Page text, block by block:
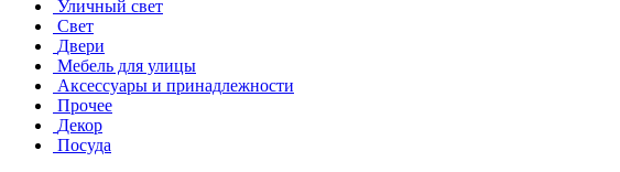
Уличный свет
Свет
Двери
Мебель для улицы
Аксессуары и принадлежности
Прочее
Декор
Посуда